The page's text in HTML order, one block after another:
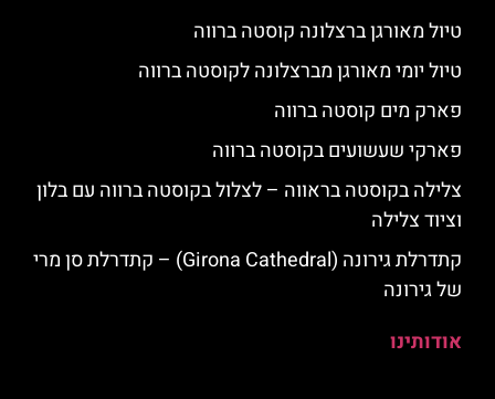
טיול מאורגן ברצלונה קוסטה ברווה
טיול יומי מאורגן מברצלונה לקוסטה ברווה
פארק מים קוסטה ברווה
פארקי שעשועים בקוסטה ברווה
צלילה בקוסטה בראווה – לצלול בקוסטה ברווה עם בלון
וציוד צלילה
קתדרלת גירונה (Girona Cathedral) – קתדרלת סן מרי
של גירונה
אודותינו